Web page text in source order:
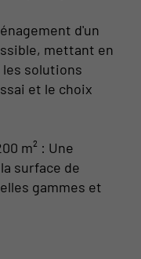
d'un
mettant en
solutions
et le choix
m² : Une
surface de
gammes et